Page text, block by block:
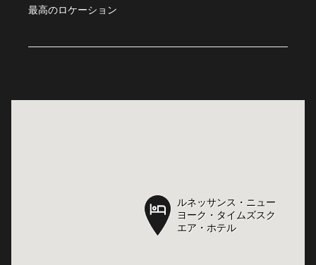
最高のロケーション
ルネッサンス・ニュー
ヨーク・タイムズスク
エア・ホテル
ルネッサンス・ニュー
ヨーク・タイムズスク
エア・ホテル